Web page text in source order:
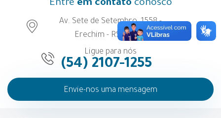
Entre em contato conosco
Av. Sete de Setembro, 1558 -
Erechim - RS - Brasil
Ligue para nós
(54) 2107-1255
Envie-nos uma mensagem